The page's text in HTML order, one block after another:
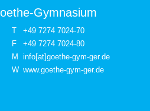
Gymnasium
T
+49 7274 7024-70
F
+49 7274 7024-80
M
info[at]goethe-gym-ger.de
W www.goethe-gym-ger.de